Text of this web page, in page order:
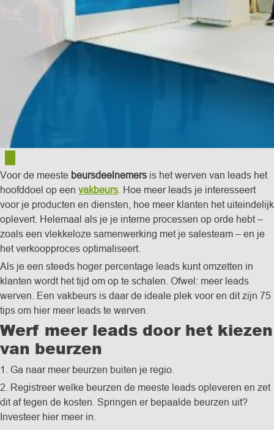
Voor de meeste beursdeelnemers is het werven van leads het
hoofddoel op een vakbeurs . Hoe meer leads je interesseert
voor je producten en diensten, hoe meer klanten het uiteindelijk
oplevert. Helemaal als je je interne processen op orde hebt –
zoals een vlekkeloze samenwerking met je salesteam – en je
het verkoopproces optimaliseert.
Als je een steeds hoger percentage leads kunt omzetten in
klanten wordt het tijd om op te schalen. Ofwel: meer leads
werven. Een vakbeurs is daar de ideale plek voor en dit zijn 75
tips om hier meer leads te werven.
Werf meer leads door het kiezen
van beurzen
1. Ga naar meer beurzen buiten je regio.
2. Registreer welke beurzen de meeste leads opleveren en zet
dit af tegen de kosten. Springen er bepaalde beurzen uit?
Investeer hier meer in.